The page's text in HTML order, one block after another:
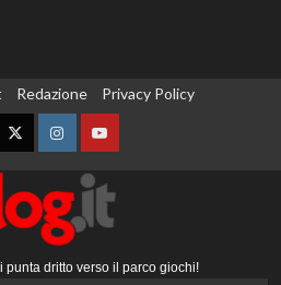
Redazione Privacy Policy
TwitterInstagramYouTube
dritto verso il parco giochi!